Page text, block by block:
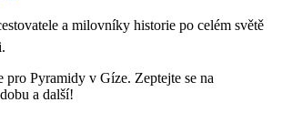
a milovníky historie po celém světě
pro Pyramidy v Gíze. Zeptejte se na
a další!